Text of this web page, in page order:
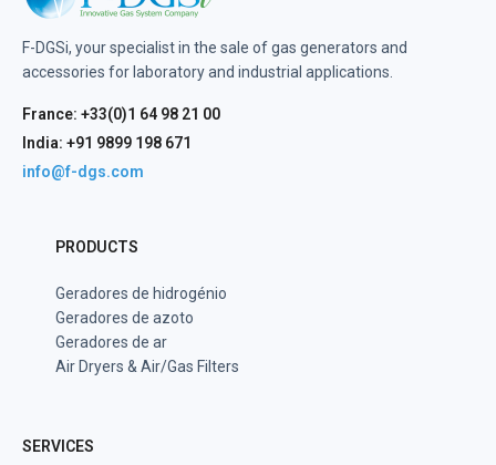
F-DGSi, your specialist in the sale of gas generators and
accessories for laboratory and industrial applications.
France: +33(0)1 64 98 21 00
India: +91 9899 198 671
info@f-dgs.com
PRODUCTS
Geradores de hidrogénio
Geradores de azoto
Geradores de ar
Air Dryers & Air/Gas Filters
SERVICES